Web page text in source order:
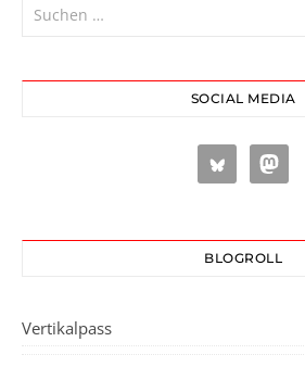
SOCIAL MEDIA
BLOGROLL
Vertikalpass